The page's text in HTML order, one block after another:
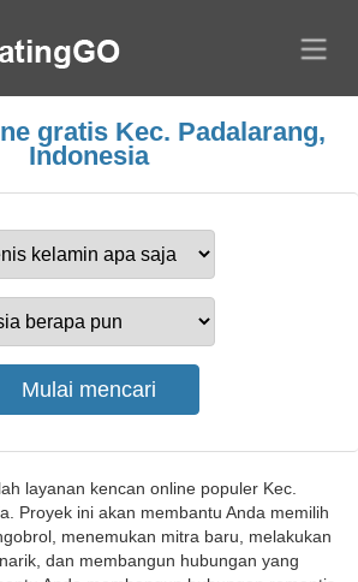
gratis Kec. Padalarang,
Indonesia
layanan kencan online populer Kec.
Proyek ini akan membantu Anda memilih
menemukan mitra baru, melakukan
dan membangun hubungan yang